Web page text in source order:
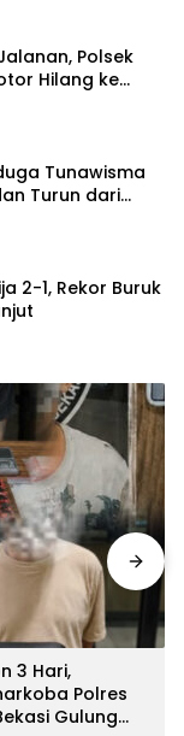
Polsek
Hilang ke
Tunawisma
Turun dari
2-1, Rekor Buruk
3 Hari,
Polres
Gulung